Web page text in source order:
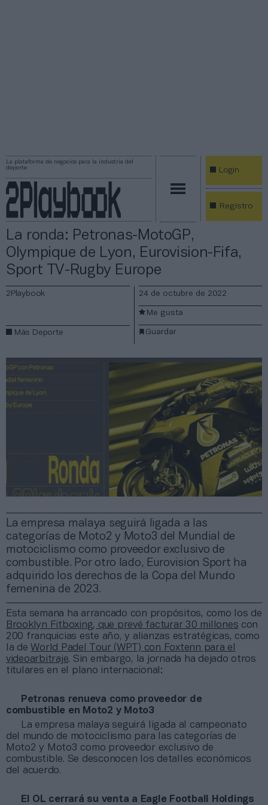
La plataforma de negocios para la industria del
deporte
Login
Registro
La ronda: Petronas-MotoGP,
Olympique de Lyon, Eurovision-Fifa,
Sport TV-Rugby Europe
La empresa malaya seguirá ligada a las
categorías de Moto2 y Moto3 del Mundial de
motociclismo como proveedor exclusivo de
combustible. Por otro lado, Eurovision Sport ha
adquirido los derechos de la Copa del Mundo
femenina de 2023.
2Playbook
Más Deporte
24 de octubre de 2022
Guardar
Me gusta
Esta semana ha arrancado con propósitos, como los de
Brooklyn Fitboxing, que prevé facturar 30 millones con
200 franquicias este año, y alianzas estratégicas, como
la de World Padel Tour (WPT) con Foxtenn para el
videoarbitraje. Sin embargo, la jornada ha dejado otros
titulares en el plano internacional:
Petronas renueva como proveedor de
combustible en Moto2 y Moto3
La empresa malaya seguirá ligada al campeonato
del mundo de motociclismo para las categorías de
Moto2 y Moto3 como proveedor exclusivo de
combustible. Se desconocen los detalles económicos
del acuerdo.
El OL cerrará su venta a Eagle Football Holdings